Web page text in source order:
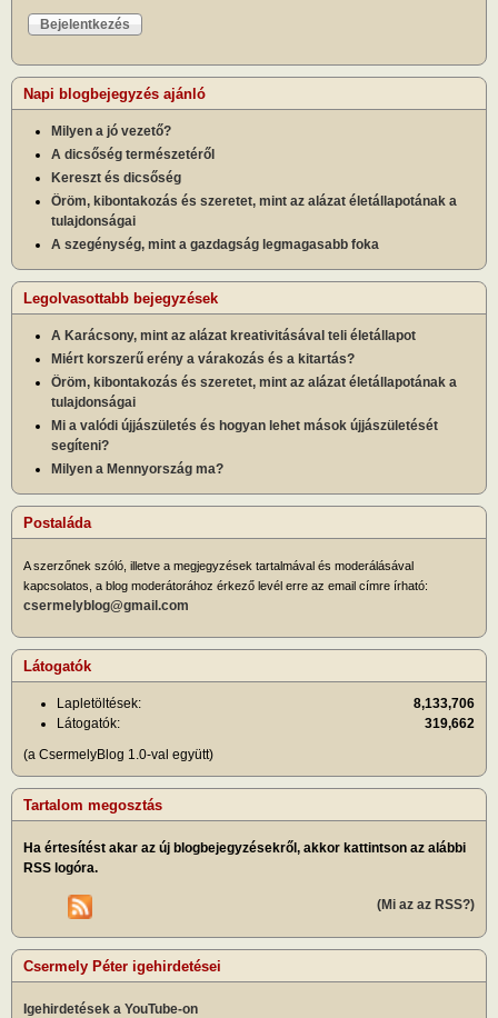
Napi blogbejegyzés ajánló
Milyen a jó vezető?
A dicsőség természetéről
Kereszt és dicsőség
Öröm, kibontakozás és szeretet, mint az alázat életállapotának a
tulajdonságai
A szegénység, mint a gazdagság legmagasabb foka
Legolvasottabb bejegyzések
A Karácsony, mint az alázat kreativitásával teli életállapot
Miért korszerű erény a várakozás és a kitartás?
Öröm, kibontakozás és szeretet, mint az alázat életállapotának a
tulajdonságai
Mi a valódi újjászületés és hogyan lehet mások újjászületését
segíteni?
Milyen a Mennyország ma?
Postaláda
A szerzőnek szóló, illetve a megjegyzések tartalmával és moderálásával
kapcsolatos, a blog moderátorához érkező levél erre az email címre írható:
csermelyblog@gmail.com
Látogatók
Lapletöltések:
8,133,706
Látogatók:
319,662
(a CsermelyBlog 1.0-val együtt)
Tartalom megosztás
Ha értesítést akar az új blogbejegyzésekről, akkor kattintson az alábbi
RSS logóra.
(Mi az az RSS?)
Csermely Péter igehirdetései
Igehirdetések a YouTube-on